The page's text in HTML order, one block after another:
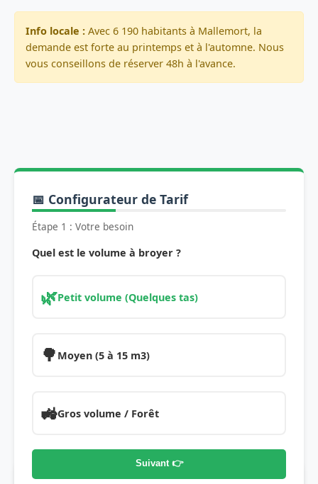
Info locale : Avec 6 190 habitants à Mallemort, la
demande est forte au printemps et à l'automne. Nous
vous conseillons de réserver 48h à l'avance.
📅 Configurateur de Tarif
Étape 1 : Votre besoin
Quel est le volume à broyer ?
🌿Petit volume (Quelques tas)
🌳 Moyen (5 à 15 m3)
🚜Gros volume / Forêt
Suivant 👉